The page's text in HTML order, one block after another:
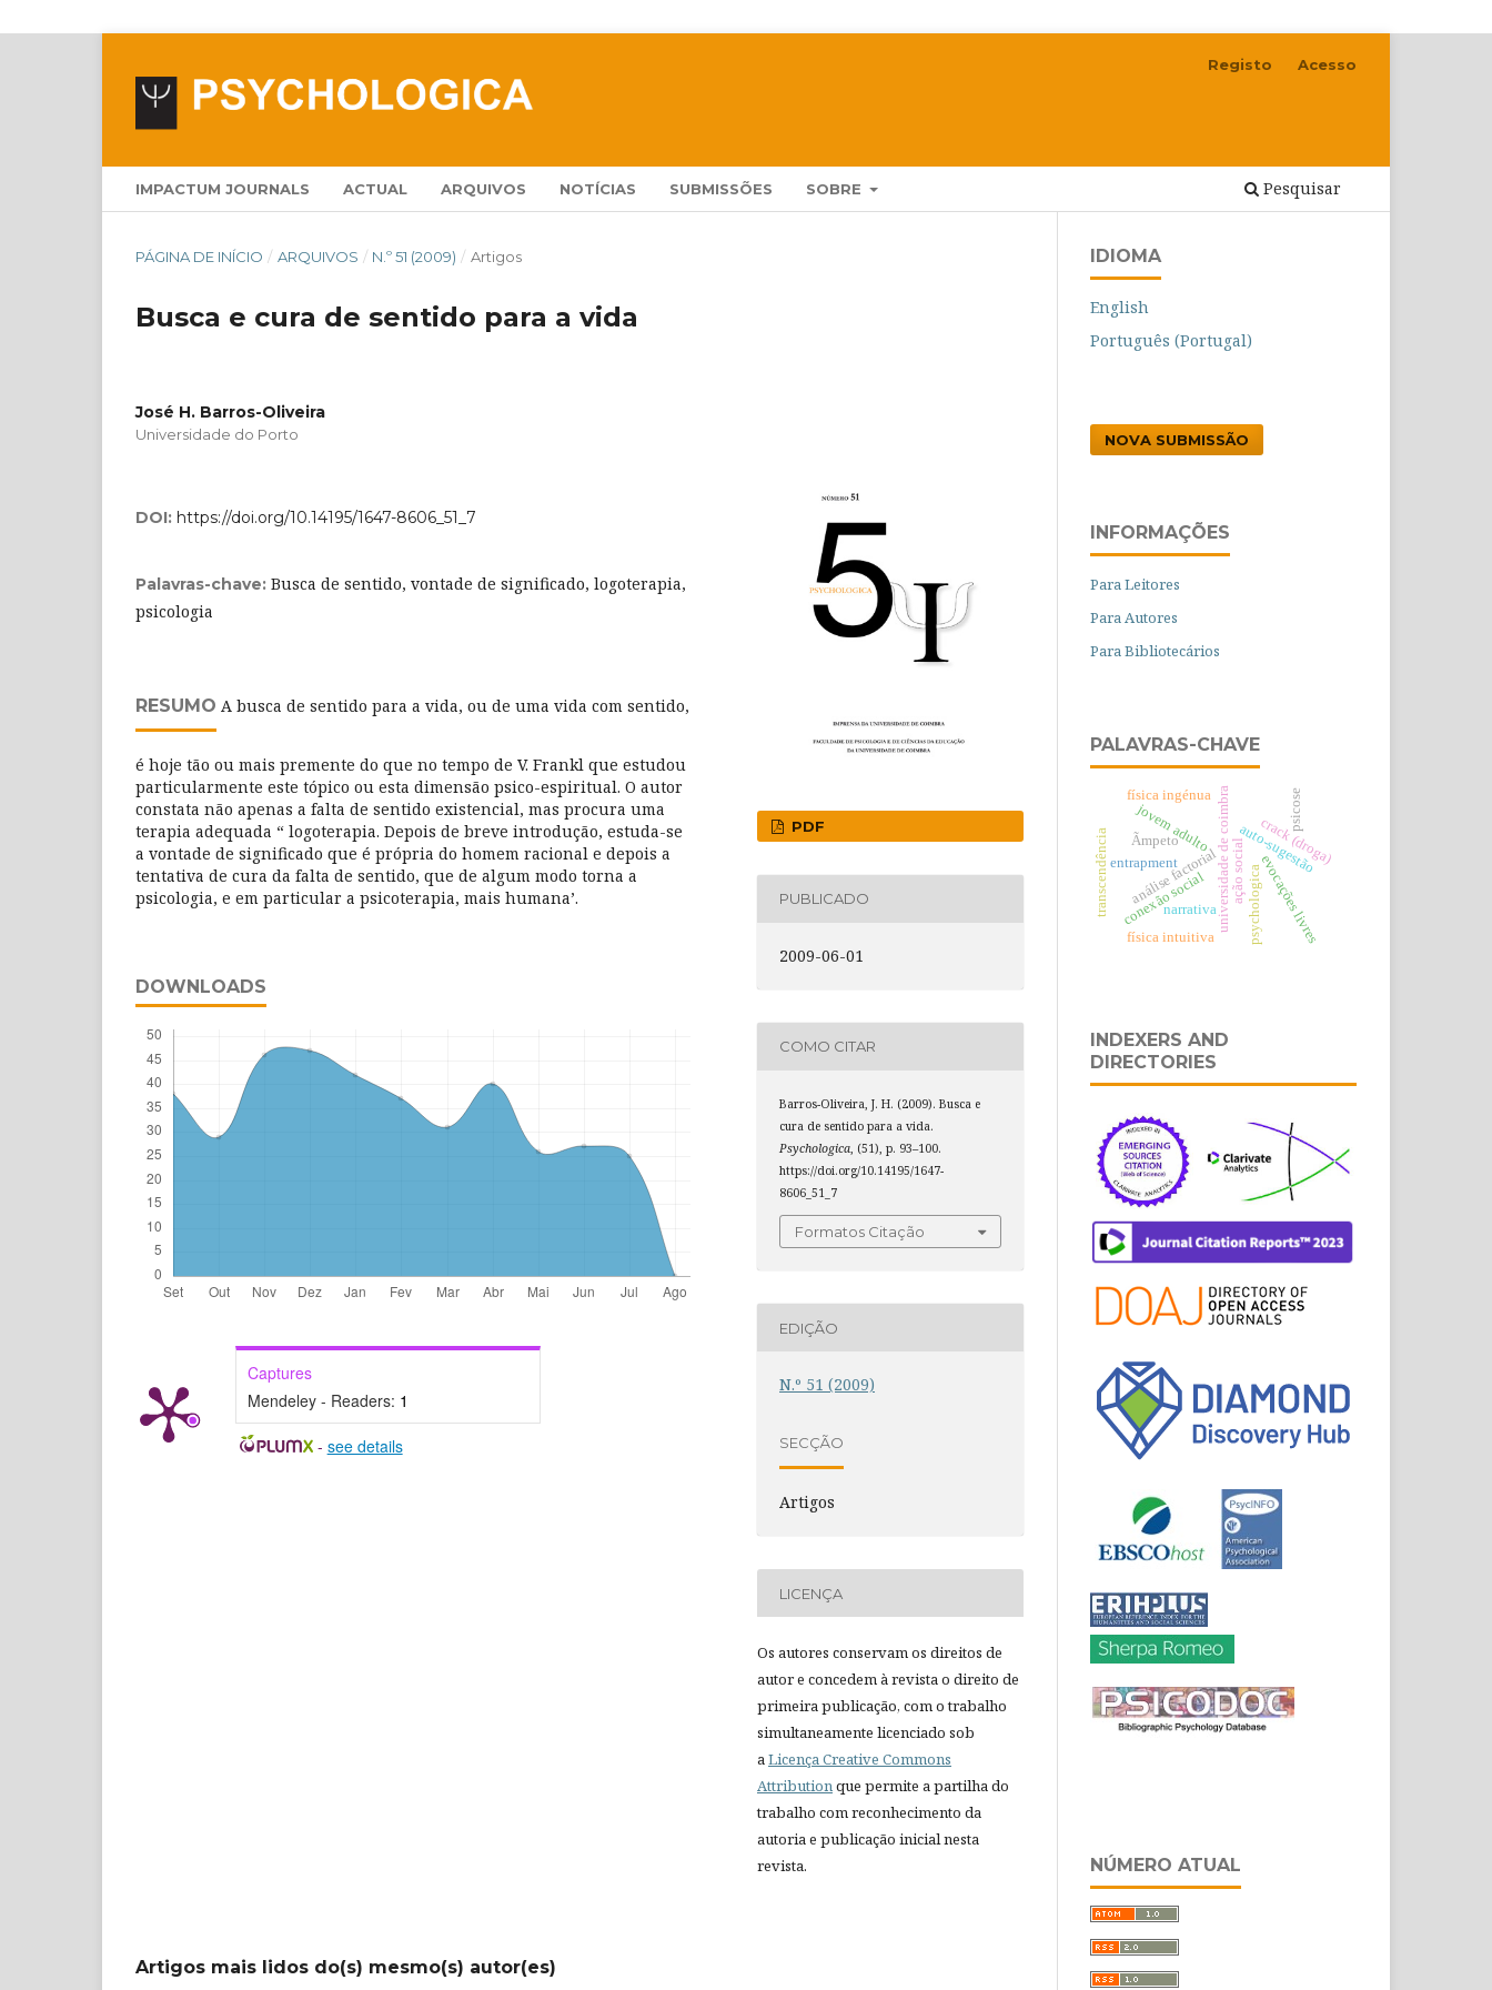
IMPACTUM JOURNALS ACTUAL ARQUIVOS NOTÍCIAS SUBMISSÕES SOBRE Pesquisar
Registo Acesso
PÁGINA DE INÍCIO / ARQUIVOS / N.º 51 (2009) / Artigos
Busca e cura de sentido para a vida
José H. Barros-Oliveira
Universidade do Porto
DOI: https://doi.org/10.14195/1647-8606_51_7
Palavras-chave: Busca de sentido, vontade de significado, logoterapia,
psicologia
RESUMO A busca de sentido para a vida, ou de uma vida com sentido,
é hoje tão ou mais premente do que no tempo de V. Frankl que estudou
particularmente este tópico ou esta dimensão psico-espiritual. O autor
constata não apenas a falta de sentido existencial, mas procura uma
terapia adequada “ logoterapia. Depois de breve introdução, estuda-se
a vontade de significado que é própria do homem racional e depois a
tentativa de cura da falta de sentido, que de algum modo torna a
psicologia, e em particular a psicoterapia, mais humana’.
DOWNLOADS
Captures
Mendeley - Readers: 1
- see details
PDF
PUBLICADO
2009-06-01
COMO CITAR
Barros-Oliveira, J. H. (2009). Busca e
cura de sentido para a vida.
Psychologica , (51), p. 93–100.
https://doi.org/10.14195/1647-
8606_51_7
Formatos Citação
EDIÇÃO
N.º 51 (2009)
SECÇÃO
Artigos
LICENÇA
Os autores conservam os direitos de
autor e concedem à revista o direito de
primeira publicação, com o trabalho
simultaneamente licenciado sob
aLicença Creative Commons
Attributionque permite a partilha do
trabalho com reconhecimento da
autoria e publicação inicial nesta
revista.
Artigos mais lidos do(s) mesmo(s) autor(es)
IDIOMA
English
Português (Portugal)
NOVA SUBMISSÃO
INFORMAÇÕES
Para Leitores
Para Autores
Para Bibliotecários
PALAVRAS-CHAVE
auto-sugestão
ação social
universidade de coimbra psychologica
análise factorial
narrativa
entrapment evocações livres
jovem adulto crack (droga)
conexão social
psicose
transcendência
física intuitiva
física ingénua
Ãmpeto
INDEXERS AND
DIRECTORIES
NÚMERO ATUAL